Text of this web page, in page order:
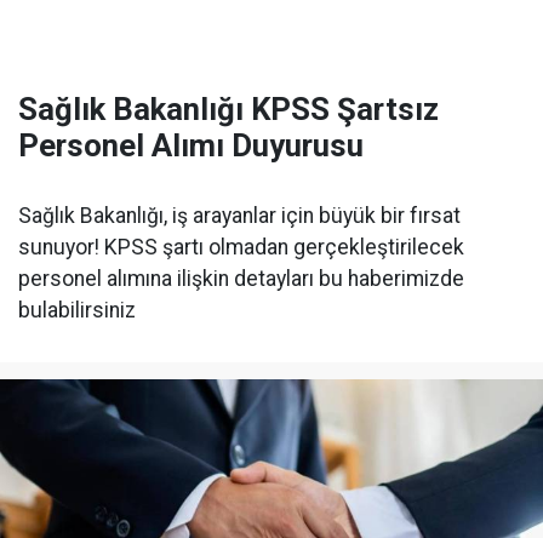
Sağlık Bakanlığı KPSS Şartsız
Personel Alımı Duyurusu
Sağlık Bakanlığı, iş arayanlar için büyük bir fırsat
sunuyor! KPSS şartı olmadan gerçekleştirilecek
personel alımına ilişkin detayları bu haberimizde
bulabilirsiniz